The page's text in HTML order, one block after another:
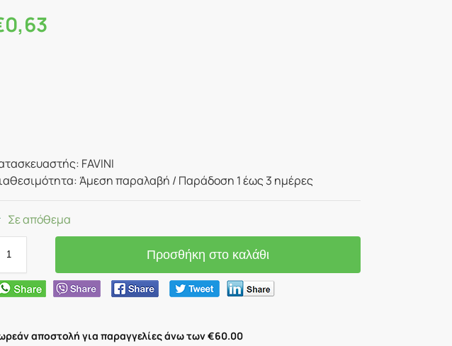
0,63
FAVINI
Άμεση παραλαβή / Παράδoση 1 έως 3 ημέρες
Σε απόθεμα
Προσθήκη στο καλάθι
αποστολή για παραγγελίες άνω των €60.00